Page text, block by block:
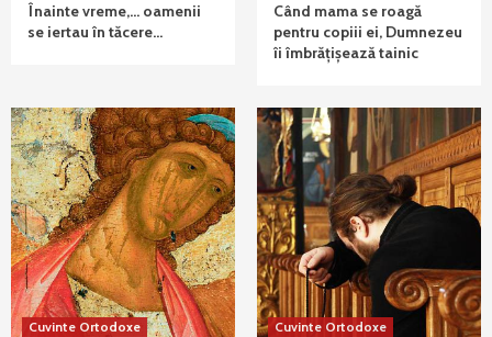
Înainte vreme,… oamenii
se iertau în tăcere…
Când mama se roagă
pentru copiii ei, Dumnezeu
îi îmbrățișează tainic
Cuvinte Ortodoxe Cuvinte Ortodoxe